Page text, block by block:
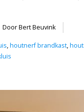
Door Bert Beuvink
,houtnerf brandkast,